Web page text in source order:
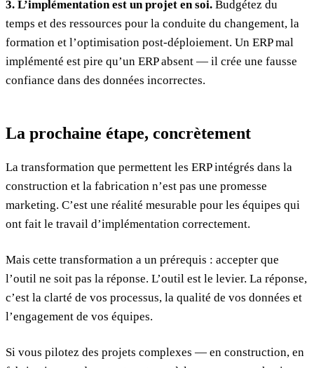
3. L’implémentation est un projet en soi. Budgétez du
temps et des ressources pour la conduite du changement, la
formation et l’optimisation post-déploiement. Un ERP mal
implémenté est pire qu’un ERP absent — il crée une fausse
confiance dans des données incorrectes.
La prochaine étape, concrètement
La transformation que permettent les ERP intégrés dans la
construction et la fabrication n’est pas une promesse
marketing. C’est une réalité mesurable pour les équipes qui
ont fait le travail d’implémentation correctement.
Mais cette transformation a un prérequis : accepter que
l’outil ne soit pas la réponse. L’outil est le levier. La réponse,
c’est la clarté de vos processus, la qualité de vos données et
l’engagement de vos équipes.
Si vous pilotez des projets complexes — en construction, en